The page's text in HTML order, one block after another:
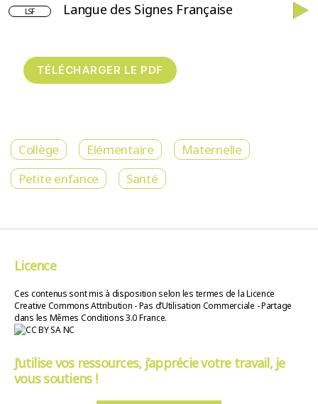
LSF Langue des Signes Française
Collège Elémentaire
Maternelle
Petite enfance
Santé
Licence
Ces contenus sont mis à disposition selon les termes de la Licence
Creative Commons Attribution - Pas d’Utilisation Commerciale - Partage
dans les Mêmes Conditions 3.0 France.
J’utilise vos ressources, j’apprécie votre travail, je
vous soutiens !